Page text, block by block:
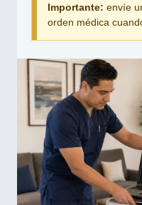
Importante: envíe
orden médica